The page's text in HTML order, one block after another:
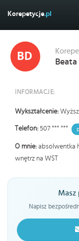
Korepetycje.pl
Beata
INFORMACJE:
Wykształcenie:
Telefon: 507 *** ***
O mnie: absolwentka
wnętrz na WST
Masz
Napisz